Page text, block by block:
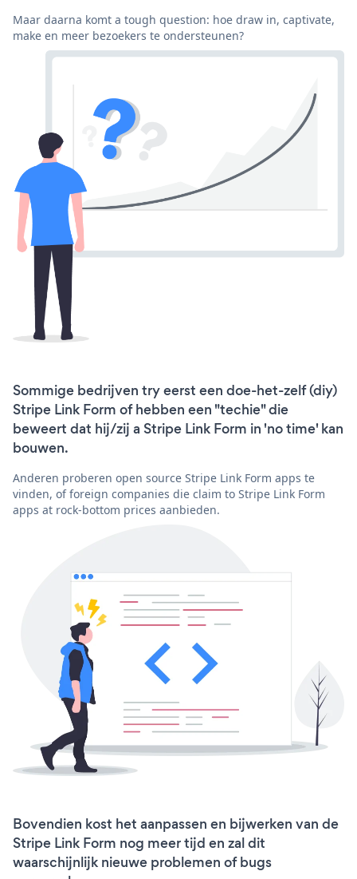
Maar daarna komt a tough question: hoe draw in, captivate,
make en meer bezoekers te ondersteunen?
Sommige bedrijven try eerst een doe-het-zelf (diy)
Stripe Link Form of hebben een "techie" die
beweert dat hij/zij a Stripe Link Form in 'no time' kan
bouwen.
Anderen proberen open source Stripe Link Form apps te
vinden, of foreign companies die claim to Stripe Link Form
apps at rock-bottom prices aanbieden.
Bovendien kost het aanpassen en bijwerken van de
Stripe Link Form nog meer tijd en zal dit
waarschijnlijk nieuwe problemen of bugs